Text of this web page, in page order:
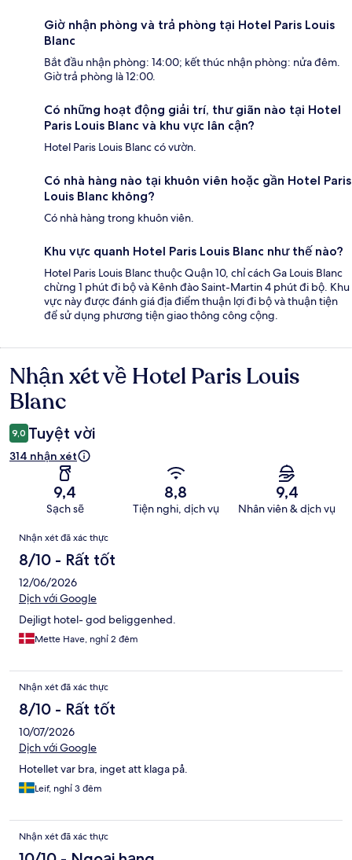
Giờ nhận phòng và trả phòng tại Hotel Paris Louis
Blanc
Bắt đầu nhận phòng: 14:00; kết thúc nhận phòng: nửa đêm.
Giờ trả phòng là 12:00.
Có những hoạt động giải trí, thư giãn nào tại Hotel
Paris Louis Blanc và khu vực lân cận?
Hotel Paris Louis Blanc có vườn.
Có nhà hàng nào tại khuôn viên hoặc gần Hotel Paris
Louis Blanc không?
Có nhà hàng trong khuôn viên.
Khu vực quanh Hotel Paris Louis Blanc như thế nào?
Hotel Paris Louis Blanc thuộc Quận 10, chỉ cách Ga Louis Blanc
chừng 1 phút đi bộ và Kênh đào Saint-Martin 4 phút đi bộ. Khu
vực này được đánh giá địa điểm thuận lợi đi bộ và thuận tiện
để sử dụng phương tiện giao thông công cộng.
Nhận
xét
Nhận xét về Hotel Paris Louis
Blanc
9,0 Tuyệt vời
314 nhận xét
9,4
Sạch sẽ
8,8
Tiện nghi, dịch vụ
9,4
Nhân viên & dịch vụ
Nhận
xét
Nhận xét đã xác thực
8/10 - Rất tốt
12/06/2026
Dịch với Google
Dejligt hotel- god beliggenhed.
Mette Have, nghỉ 2 đêm
Nhận xét đã xác thực
8/10 - Rất tốt
10/07/2026
Dịch với Google
Hotellet var bra, inget att klaga på.
Leif, nghỉ 3 đêm
Nhận xét đã xác thực